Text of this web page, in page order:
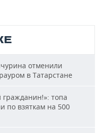
отменили
в Татарстане
топа
по взяткам на 500